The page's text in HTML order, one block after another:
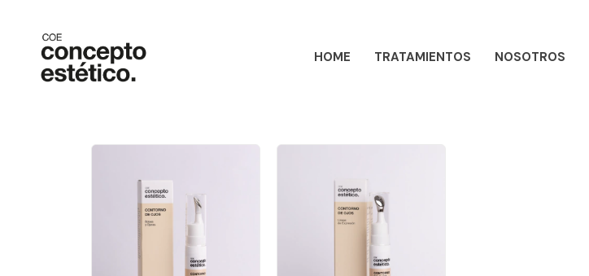
HOME TRATAMIENTOS NOSOTROS
Inicio /